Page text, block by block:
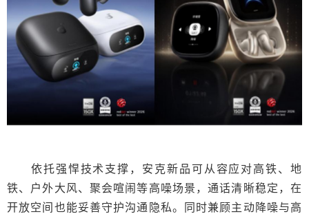
依托强悍技术支撑，安克新品可从容应对高铁、地
铁、户外大风、聚会喧闹等高噪场景，通话清晰稳定，在
开放空间也能妥善守护沟通隐私。同时兼顾主动降噪与高